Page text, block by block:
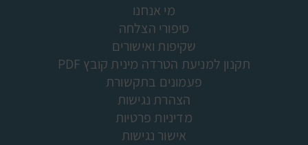
מי אנחנו
סיפורי הצלחה
שקיפות ואישורים
תקנון למניעת הטרדה מינית קובץ PDF
פעמונים בתקשורת
הצהרת נגישות
מדיניות פרטיות
אישור נגישות